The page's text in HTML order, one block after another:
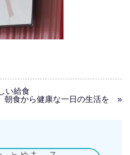
い給食
朝食から健康な一日の生活を »